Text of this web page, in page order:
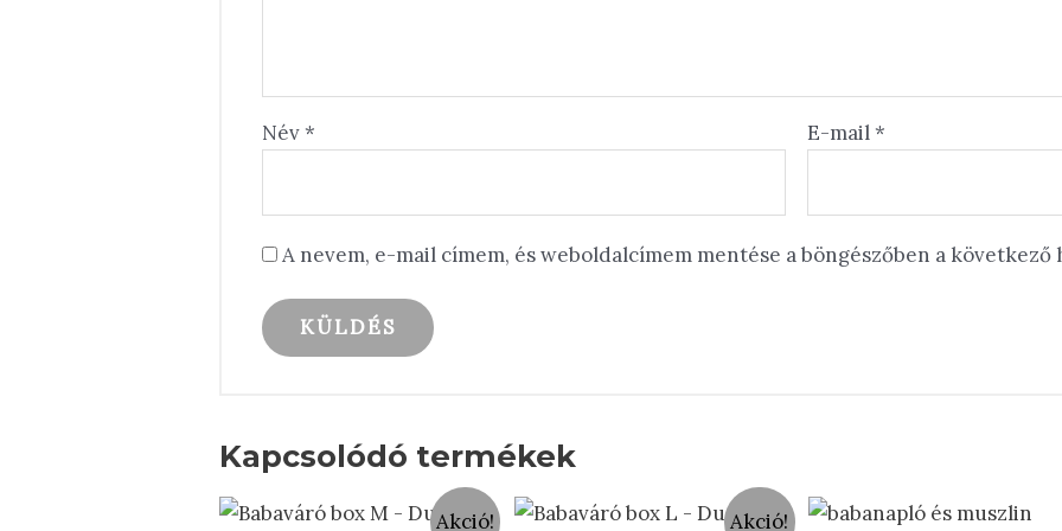
Név* E-mail*
A nevem, e-mail címem, és weboldalcímem mentése a böngészőben a következő
Kapcsolódó termékek
Akció! Akció!